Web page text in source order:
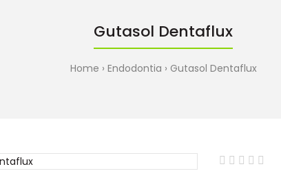
Gutasol Dentaflux
Home Endodontia Gutasol Dentaflux